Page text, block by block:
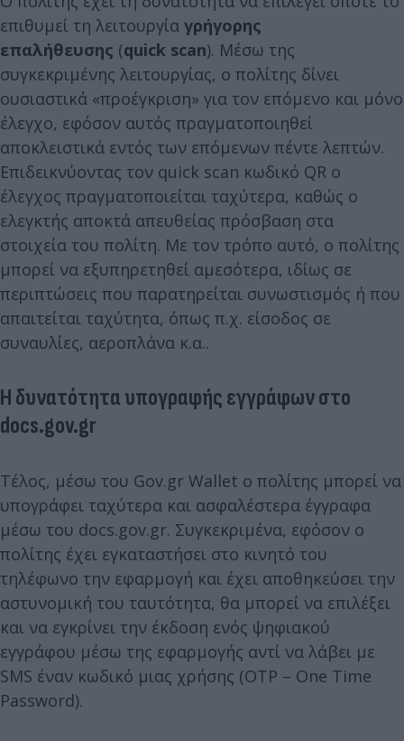
επιθυμεί τη λειτουργία γρήγορης
επαλήθευσης (quick scan). Μέσω της
συγκεκριμένης λειτουργίας, ο πολίτης δίνει
ουσιαστικά «προέγκριση» για τον επόμενο και μόνο
έλεγχο, εφόσον αυτός πραγματοποιηθεί
αποκλειστικά εντός των επόμενων πέντε λεπτών.
Επιδεικνύοντας τον quick scan κωδικό QR ο
έλεγχος πραγματοποιείται ταχύτερα, καθώς ο
ελεγκτής αποκτά απευθείας πρόσβαση στα
στοιχεία του πολίτη. Με τον τρόπο αυτό, ο πολίτης
μπορεί να εξυπηρετηθεί αμεσότερα, ιδίως σε
περιπτώσεις που παρατηρείται συνωστισμός ή που
απαιτείται ταχύτητα, όπως π.χ. είσοδος σε
συναυλίες, αεροπλάνα κ.α..
Η δυνατότητα υπογραφής εγγράφων στο
docs.gov.gr
Τέλος, μέσω του Gov.gr Wallet ο πολίτης μπορεί να
υπογράφει ταχύτερα και ασφαλέστερα έγγραφα
μέσω του docs.gov.gr. Συγκεκριμένα, εφόσον ο
πολίτης έχει εγκαταστήσει στο κινητό του
τηλέφωνο την εφαρμογή και έχει αποθηκεύσει την
αστυνομική του ταυτότητα, θα μπορεί να επιλέξει
και να εγκρίνει την έκδοση ενός ψηφιακού
εγγράφου μέσω της εφαρμογής αντί να λάβει με
SMS έναν κωδικό μιας χρήσης (OTP – One Time
Password).